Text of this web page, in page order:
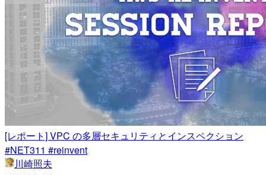
[レポート] VPC の多層セキュリティとインスペクション
#NET311 #reinvent
川崎照夫